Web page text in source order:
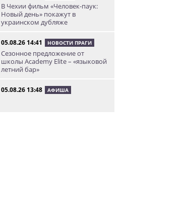
В Чехии фильм «Человек-паук:
Новый день» покажут в
украинском дубляже
05.08.26 14:41 НОВОСТИ ПРАГИ
Сезонное предложение от
школы Academy Elite – «языковой
летний бар»
05.08.26 13:48 АФИША